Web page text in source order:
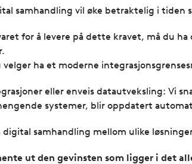
samhandling vil øke betraktelig i tiden
for å levere på dette kravet, må du
ha et moderne
eller enveis datautveksling: Vi
systemer, blir oppdatert
digital samhandling mellom ulike
ut den gevinsten som ligger i det